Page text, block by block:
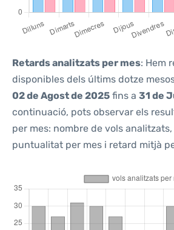
Retards analitzats per mes: Hem
disponibles dels últims dotze
02 de Agost de 2025 fins a 31 de
continuació, pots observar els
per mes: nombre de vols
puntualitat per mes i retard mitjà